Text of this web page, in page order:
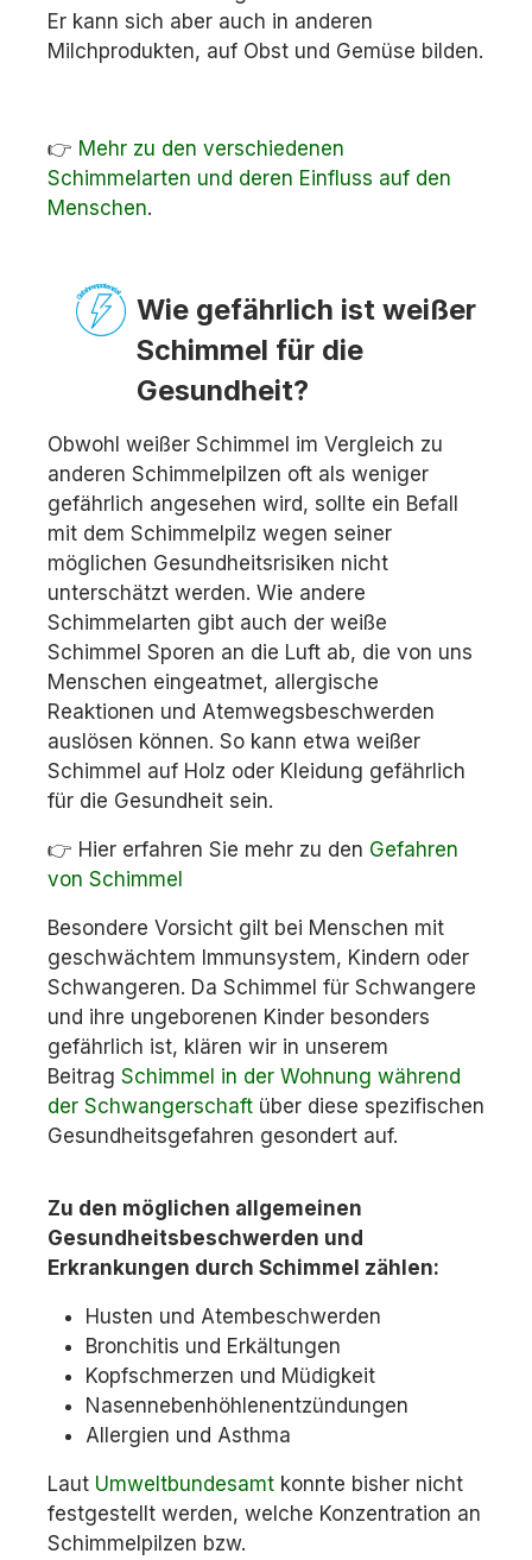
Er kann sich aber auch in anderen
Milchprodukten, auf Obst und Gemüse bilden.
👉 Mehr zu den verschiedenen
Schimmelarten und deren Einfluss auf den
Menschen.
Wie gefährlich ist weißer
Schimmel für die
Gesundheit?
Obwohl weißer Schimmel im Vergleich zu
anderen Schimmelpilzen oft als weniger
gefährlich angesehen wird, sollte ein Befall
mit dem Schimmelpilz wegen seiner
möglichen Gesundheitsrisiken nicht
unterschätzt werden. Wie andere
Schimmelarten gibt auch der weiße
Schimmel Sporen an die Luft ab, die von uns
Menschen eingeatmet, allergische
Reaktionen und Atemwegsbeschwerden
auslösen können. So kann etwa weißer
Schimmel auf Holz oder Kleidung gefährlich
für die Gesundheit sein.
👉 Hier erfahren Sie mehr zu den Gefahren
von Schimmel
Besondere Vorsicht gilt bei Menschen mit
geschwächtem Immunsystem, Kindern oder
Schwangeren. Da Schimmel für Schwangere
und ihre ungeborenen Kinder besonders
gefährlich ist, klären wir in unserem
Beitrag Schimmel in der Wohnung während
der Schwangerschaft über diese spezifischen
Gesundheitsgefahren gesondert auf.
Zu den möglichen allgemeinen
Gesundheitsbeschwerden und
Erkrankungen durch Schimmel zählen:
Husten und Atembeschwerden
Bronchitis und Erkältungen
Kopfschmerzen und Müdigkeit
Nasennebenhöhlenentzündungen
Allergien und Asthma
Laut Umweltbundesamt konnte bisher nicht
festgestellt werden, welche Konzentration an
Schimmelpilzen bzw.